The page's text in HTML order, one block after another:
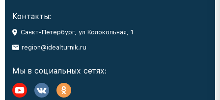
Контакты:
Санкт-Петербург, ул Колокольная, 1
region@idealturnik.ru
Мы в социальных сетях: